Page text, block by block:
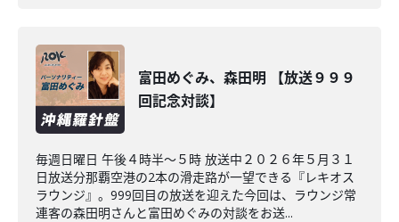
富田めぐみ、森田明 【放送９９９
回記念対談】
毎週日曜日 午後４時半～５時 放送中２０２６年５月３１
日放送分那覇空港の2本の滑走路が一望できる『レキオス
ラウンジ』。999回目の放送を迎えた今回は、ラウンジ常
連客の森田明さんと富田めぐみの対談をお送...